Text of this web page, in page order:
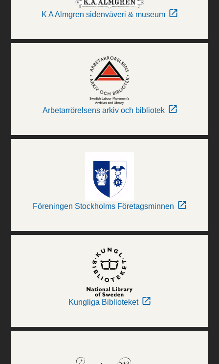
K A Almgren sidenväveri & museum
Arbetarrörelsens arkiv och bibliotek
Föreningen Stockholms Företagsminnen
Kungliga Biblioteket